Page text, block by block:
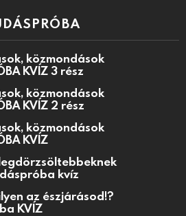
közmondások
KVÍZ 3 rész
közmondások
KVÍZ 2 rész
közmondások
KVÍZ
kvíz
az észjárásod!?
KVÍZ